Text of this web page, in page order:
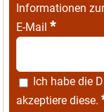
Informationen
E-Mail *
Ich habe die
akzeptiere diese.